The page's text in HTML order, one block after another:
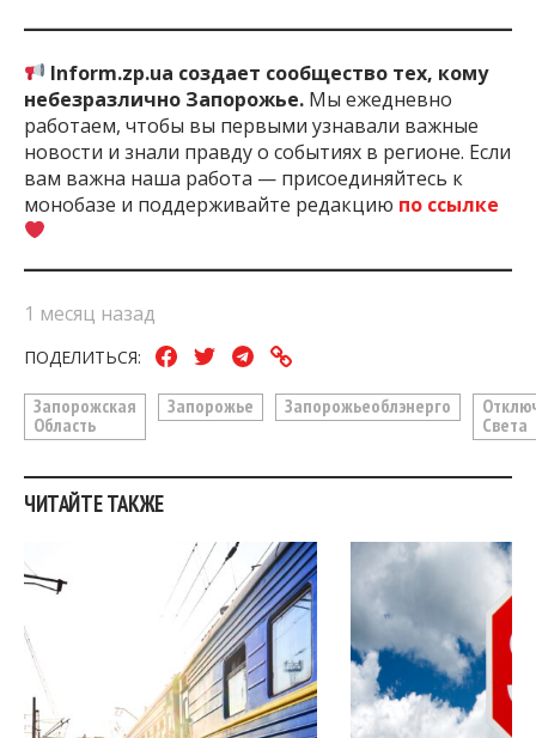
Inform.zp.ua создает сообщество тех, кому
небезразлично Запорожье. Мы ежедневно
работаем, чтобы вы первыми узнавали важные
новости и знали правду о событиях в регионе. Если
вам важна наша работа — присоединяйтесь к
монобазе и поддерживайте редакцию по ссылке
1 месяц назад
ПОДЕЛИТЬСЯ:
Запорожская
Область
Запорожье Запорожьеоблэнерго
Света
ЧИТАЙТЕ ТАКЖЕ